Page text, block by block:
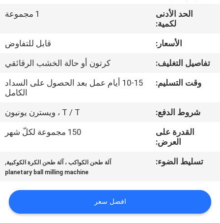
مراقبة
الجودة
اطلب
الحد الأدنى
لكمية:
1 مجموعة
الأسعار:
قابل للتفاوض
تفاصيل التغليف:
كرتون أو حالة الخشب الرقائقي
وقت التسليم:
10-15 أيام عمل بعد الحصول على السداد
الكامل
شروط الدفع:
T / T ، ويسترن يونيون
القدرة على
العرض:
150 مجموعة لكلّ شهر
تسليط الضوء: آلة طحن الكواكب ، آلة طحن الكرة الكوكبية,
planetary ball milling machine
افضل سعر